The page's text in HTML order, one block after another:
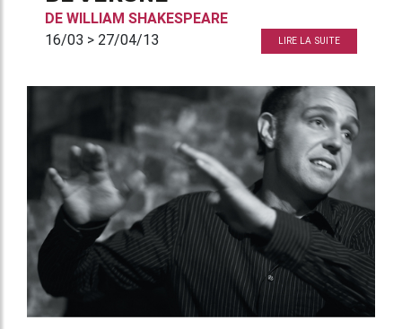
DE WILLIAM SHAKESPEARE
16/03 > 27/04/13
LIRE LA SUITE